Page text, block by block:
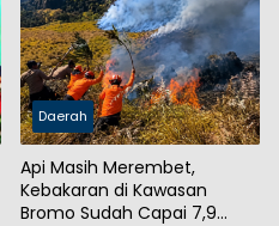
Daerah
Api Masih Merembet,
Kebakaran di Kawasan
Bromo Sudah Capai 7,9